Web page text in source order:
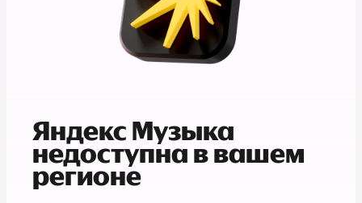
Яндекс Музыка
недоступна в вашем
регионе